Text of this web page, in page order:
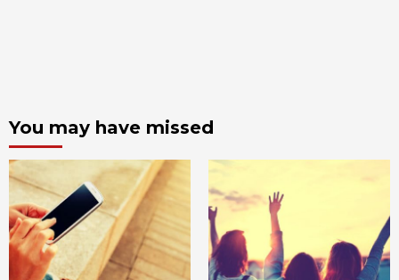
You may have missed